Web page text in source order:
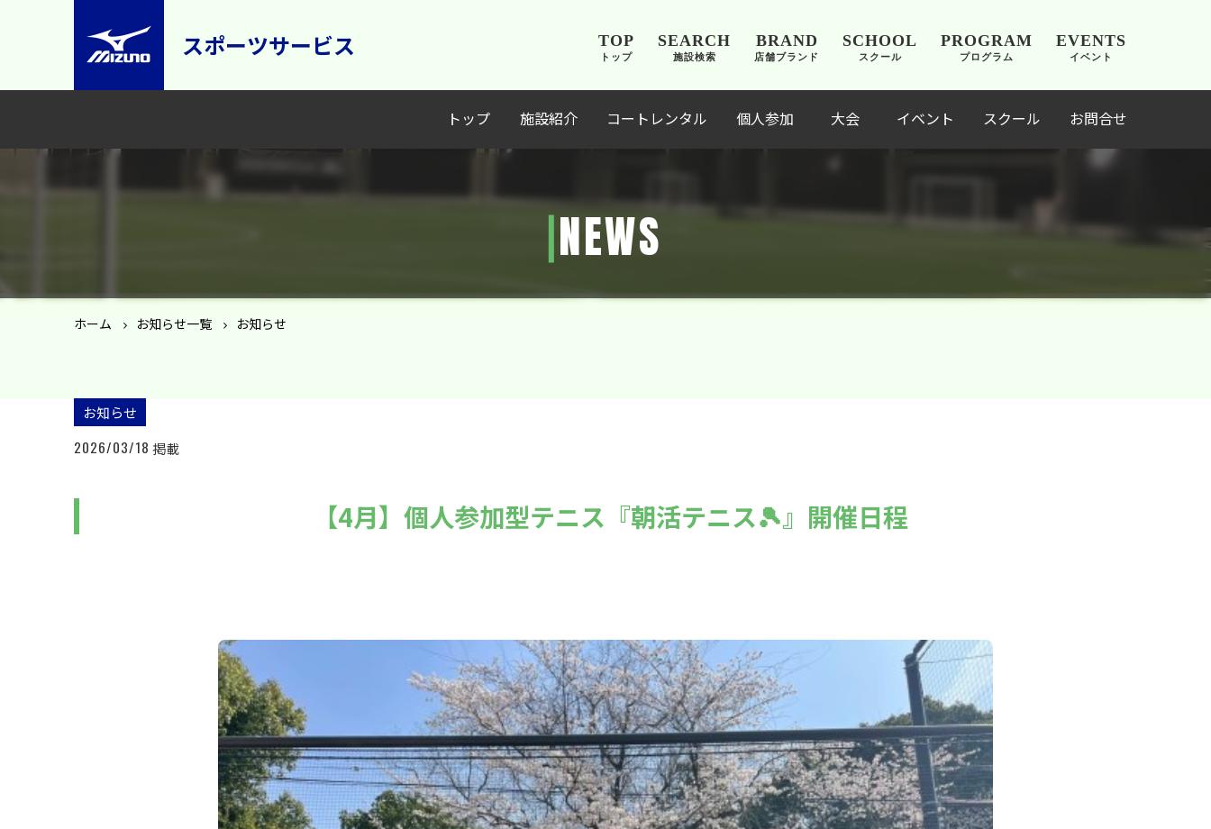
スポーツサービス TOP
トップ
SEARCH
施設検索
BRAND
店舗ブランド
SCHOOL
スクール
PROGRAM
プログラム
EVENTS
イベント
トップ 施設紹介 コートレンタル 個人参加 大会 イベント スクール お問合せ
NEWS
ホーム お知らせ一覧 お知らせ
お知らせ
2026/03/18 掲載
【4月】個人参加型テニス『朝活テニス🎾』開催日程